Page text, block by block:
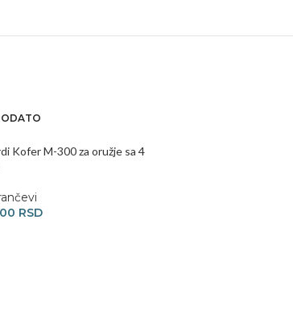
Kofer M-300 za oružje sa 4
RSD